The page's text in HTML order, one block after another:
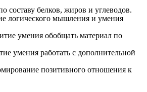
составу белков, жиров и углеводов.
логического мышления и умения
умения обобщать материал по
умения работать с дополнительной
позитивного отношения к